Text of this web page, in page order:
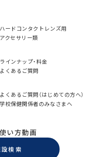
ハードコンタクトレンズ用
アクセサリー類
ラインナップ・料金
よくあるご質問
よくあるご質問（はじめての方へ）
学校保健関係者のみなさまへ
使い方動画
検索